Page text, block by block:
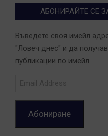
АБОНИРАЙТЕ СЕ
Въведете своя имейл
"Ловеч днес" и да
публикации по имейл.
Абониране